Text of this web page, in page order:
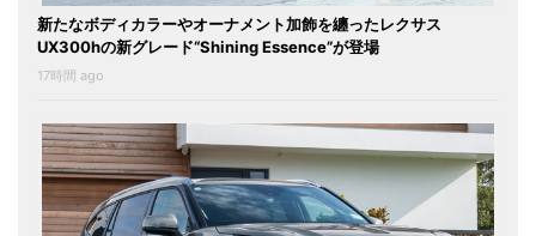
新たなボディカラーやオーナメント加飾を纏ったレクサス
UX300hの新グレード“Shining Essence”が登場
17時間 ago